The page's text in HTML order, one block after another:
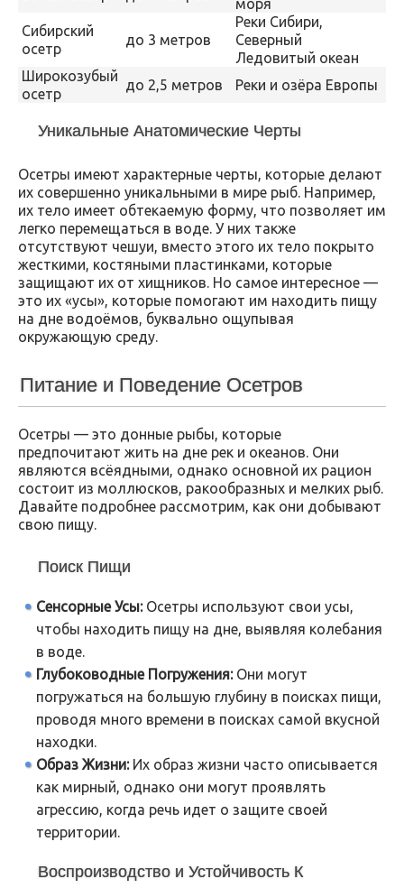
моря
Сибирский
осетр
до 3 метров
Реки Сибири,
Северный
Ледовитый океан
Широкозубый
осетр
до 2,5 метров Реки и озёра Европы
Уникальные Анатомические Черты
Осетры имеют характерные черты, которые делают
их совершенно уникальными в мире рыб. Например,
их тело имеет обтекаемую форму, что позволяет им
легко перемещаться в воде. У них также
отсутствуют чешуи, вместо этого их тело покрыто
жесткими, костяными пластинками, которые
защищают их от хищников. Но самое интересное —
это их «усы», которые помогают им находить пищу
на дне водоёмов, буквально ощупывая
окружающую среду.
Питание и Поведение Осетров
Осетры — это донные рыбы, которые
предпочитают жить на дне рек и океанов. Они
являются всёядными, однако основной их рацион
состоит из моллюсков, ракообразных и мелких рыб.
Давайте подробнее рассмотрим, как они добывают
свою пищу.
Поиск Пищи
Сенсорные Усы:Осетры используют свои усы,
чтобы находить пищу на дне, выявляя колебания
в воде.
Глубоководные Погружения:Они могут
погружаться на большую глубину в поисках пищи,
проводя много времени в поисках самой вкусной
находки.
Образ Жизни:Их образ жизни часто описывается
как мирный, однако они могут проявлять
агрессию, когда речь идет о защите своей
территории.
Воспроизводство и Устойчивость К